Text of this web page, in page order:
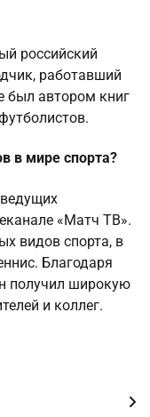
российский
работавший
был автором книг
в мире спорта?
«Матч ТВ».
видов спорта, в
Благодаря
получил широкую
и коллег.